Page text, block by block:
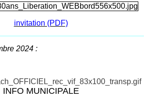
invitation (PDF)
2024 :
INFO MUNICIPALE